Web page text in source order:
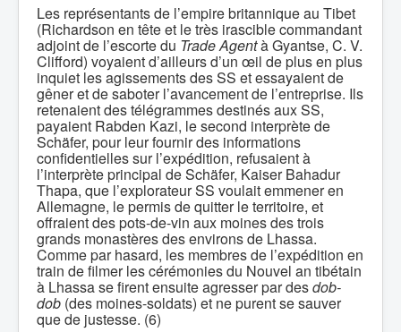
Les représentants de l’empire britannique au Tibet
(Richardson en tête et le très irascible commandant
adjoint de l’escorte du Trade Agentà Gyantse, C. V.
Clifford) voyaient d’ailleurs d’un œil de plus en plus
inquiet les agissements des SS et essayaient de
gêner et de saboter l’avancement de l’entreprise. Ils
retenaient des télégrammes destinés aux SS,
payaient Rabden Kazi, le second interprète de
Schäfer, pour leur fournir des informations
confidentielles sur l’expédition, refusaient à
l’interprète principal de Schäfer, Kaiser Bahadur
Thapa, que l’explorateur SS voulait emmener en
Allemagne, le permis de quitter le territoire, et
offraient des pots-de-vin aux moines des trois
grands monastères des environs de Lhassa.
Comme par hasard, les membres de l’expédition en
train de filmer les cérémonies du Nouvel an tibétain
à Lhassa se firent ensuite agresser par desdob-
dob (des moines-soldats) et ne purent se sauver
que de justesse. (6)